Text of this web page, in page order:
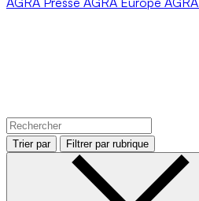
Trier par Filtrer par rubrique